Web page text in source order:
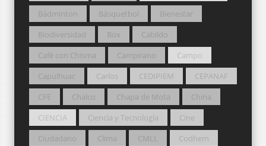
Bádminton
Básquetbol
Bienestar
Biodiversidad
Box
Cabildo
Café con Chisma
Campirano
Campo
Capulhuac
Carlos CEDIPIEM
CEPANAF
CFE
Chalco Chapa de Mota
China
CIENCIA
Ciencia y Tecnología
Cine
Ciudadano
Clima CMLL
Codhem